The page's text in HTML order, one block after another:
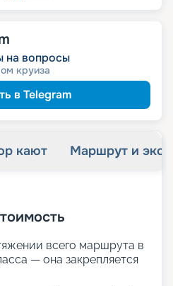
на вопросы
круиза
в Telegram
кают Маршрут и
всего маршрута в
— она закрепляется